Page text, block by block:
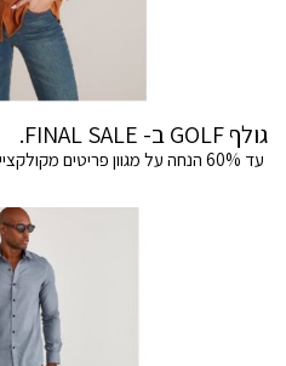
גולף GOLF ב- FINAL SALE.
עד 60% הנחה על מגוון פריטים מקולקציית החורף